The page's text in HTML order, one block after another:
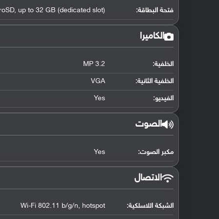
فتحة البطاقة: up to 32 GB (dedicated slot)
الكاميرا
الخلفية: 3.2 MP
الخلفية الثانية: VGA
الفيديو: Yes
الصوت
مكبر الصوت: Yes
الاتصال
الشبكة اللاسلكية: Wi-Fi 802.11 b/g/n, hotspot